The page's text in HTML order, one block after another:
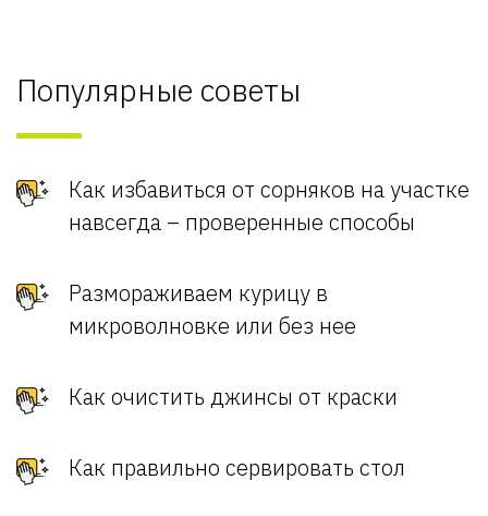
Популярные советы
Как избавиться от сорняков на участке
навсегда – проверенные способы
Размораживаем курицу в
микроволновке или без нее
Как очистить джинсы от краски
Как правильно сервировать стол